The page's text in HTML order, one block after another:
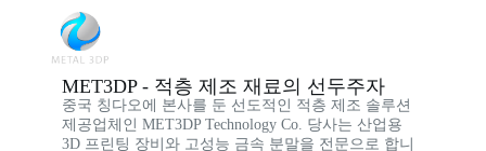
MET3DP - 적층 제조 재료의 선두주자
중국 칭다오에 본사를 둔 선도적인 적층 제조 솔루션
제공업체인 MET3DP Technology Co. 당사는 산업용
3D 프린팅 장비와 고성능 금속 분말을 전문으로 합니